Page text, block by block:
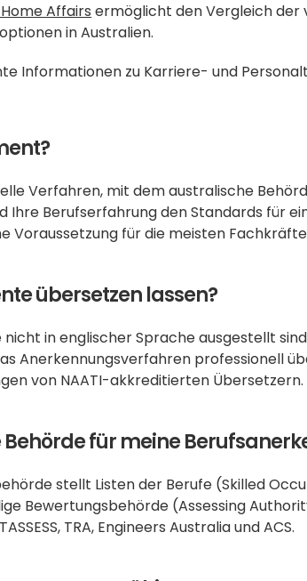
Affairs ermöglicht den Vergleich der
in Australien.
Informationen zu Karriere- und
Verfahren, mit dem australische
Ihre Berufserfahrung den Standards für
Voraussetzung für die meisten
übersetzen lassen?
in englischer Sprache ausgestellt sind
Anerkennungsverfahren professionell
von NAATI-akkreditierten Übersetzern.
für meine
stellt Listen der Berufe (Skilled
Bewertungsbehörde (Assessing
TRA, Engineers Australia und ACS.